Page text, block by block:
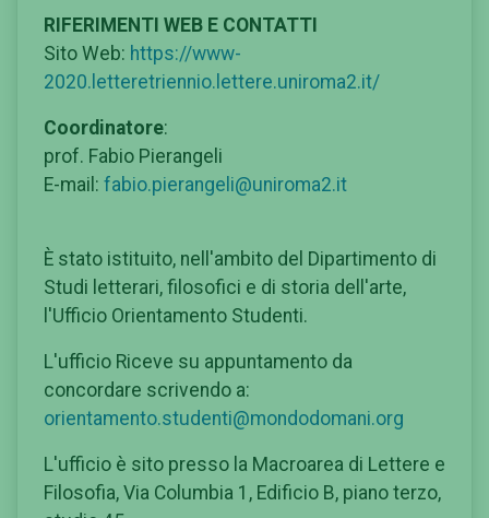
RIFERIMENTI WEB E CONTATTI
Sito Web: https://www-
2020.letteretriennio.lettere.uniroma2.it/
Coordinatore:
prof. Fabio Pierangeli
E-mail: fabio.pierangeli@uniroma2.it
È stato istituito, nell'ambito del Dipartimento di
Studi letterari, filosofici e di storia dell'arte,
l'Ufficio Orientamento Studenti.
L'ufficio Riceve su appuntamento da
concordare scrivendo a:
orientamento.studenti@mondodomani.org
L'ufficio è sito presso la Macroarea di Lettere e
Filosofia, Via Columbia 1, Edificio B, piano terzo,